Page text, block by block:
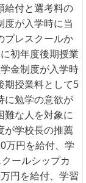
給付と選考料の
度が入学時に当
プレスクールか
初年度後期授業
金制度が入学時
期授業料として5
に勉学の意欲が
難な人を対象に
が学校長の推薦
万円を給付、学
ールシップカ
円を給付、学習